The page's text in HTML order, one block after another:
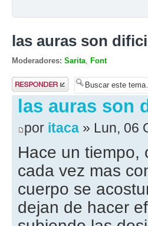
las auras son
Moderadores: Sarita Font
Publicar una
respuesta
las auras son
por itaca » Lun, 06
Hace un tiempo,
cada vez mas
cuerpo se
dejan de hacer